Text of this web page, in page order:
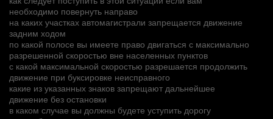
необходимо повернуть направо
на каких участках автомагистрали запрещается движение
задним ходом
по какой полосе вы имеете право двигаться с максимально
разрешенной скоростью вне населенных пунктов
с какой максимальной скоростью разрешается продолжить
движение при буксировке неисправного
какие из указанных знаков запрещают дальнейшее
движение без остановки
в каком случае вы должны будете уступить дорогу